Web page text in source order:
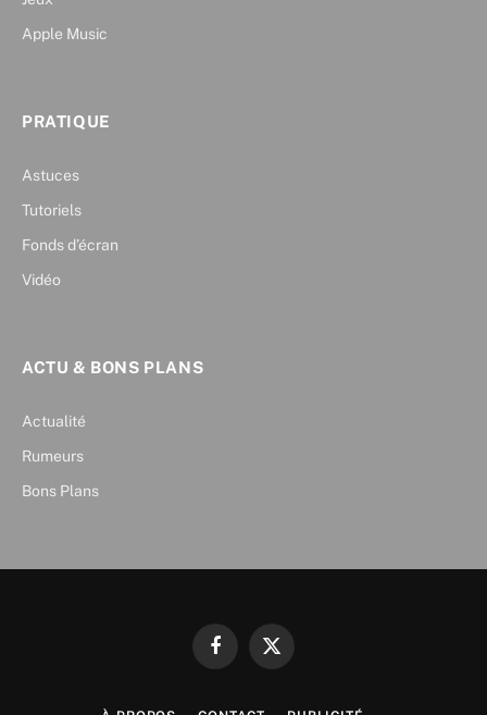
Apple Music
PRATIQUE
Astuces
Tutoriels
Fonds d’écran
Vidéo
ACTU & BONS PLANS
Actualité
Rumeurs
Bons Plans
FacebookX